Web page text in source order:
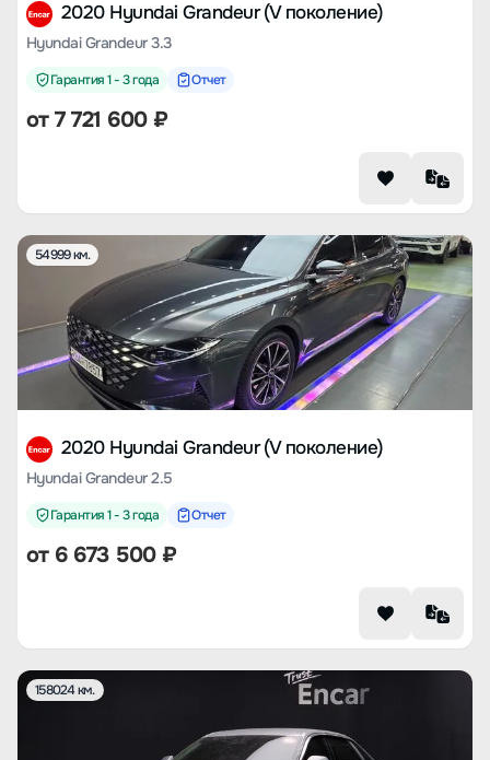
2020 Hyundai Grandeur (V поколение)
Hyundai Grandeur 3.3
Гарантия 1 - 3 года Отчет
от7 721 600₽
54999 км.
2020 Hyundai Grandeur (V поколение)
Hyundai Grandeur 2.5
Гарантия 1 - 3 года Отчет
от 6 673 500₽
158024 км.